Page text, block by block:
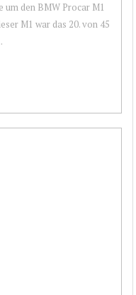
um den BMW Procar M1
M1 war das 20. von 45